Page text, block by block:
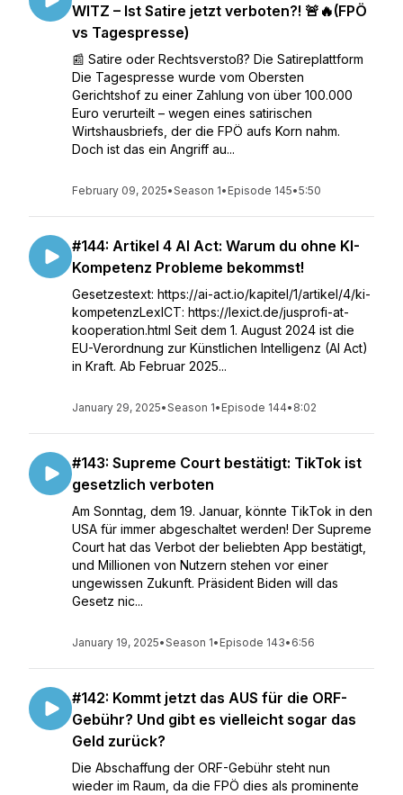
WITZ – Ist Satire jetzt verboten?! 🚨🔥(FPÖ
vs Tagespresse)
📰 Satire oder Rechtsverstoß? Die Satireplattform
Die Tagespresse wurde vom Obersten
Gerichtshof zu einer Zahlung von über 100.000
Euro verurteilt – wegen eines satirischen
Wirtshausbriefs, der die FPÖ aufs Korn nahm.
Doch ist das ein Angriff au...
February 09, 2025•Season 1• Episode 145•5:50
#144: Artikel 4 AI Act: Warum du ohne KI-
Kompetenz Probleme bekommst!
Gesetzestext: https://ai-act.io/kapitel/1/artikel/4/ki-
kompetenzLexICT: https://lexict.de/jusprofi-at-
kooperation.html Seit dem 1. August 2024 ist die
EU-Verordnung zur Künstlichen Intelligenz (AI Act)
in Kraft. Ab Februar 2025...
January 29, 2025•Season 1• Episode 144• 8:02
#143: Supreme Court bestätigt: TikTok ist
gesetzlich verboten
Am Sonntag, dem 19. Januar, könnte TikTok in den
USA für immer abgeschaltet werden! Der Supreme
Court hat das Verbot der beliebten App bestätigt,
und Millionen von Nutzern stehen vor einer
ungewissen Zukunft. Präsident Biden will das
Gesetz nic...
January 19, 2025•Season 1• Episode 143• 6:56
#142: Kommt jetzt das AUS für die ORF-
Gebühr? Und gibt es vielleicht sogar das
Geld zurück?
Die Abschaffung der ORF-Gebühr steht nun
wieder im Raum, da die FPÖ dies als prominente